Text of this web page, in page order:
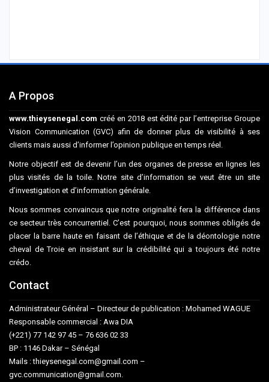
A Propos
www.thieysenegal.com créé en 2018 est édité par l’entreprise Groupe
Vision Communication (GVC) afin de donner plus de visibilité à ses
clients mais aussi d’informer l’opinion publique en temps réel.
Notre objectif est de devenir l’un des organes de presse en lignes les
plus visités de la toile. Notre site d’information se veut être un site
d’investigation et d’information générale.
Nous sommes convaincus que notre originalité fera la différence dans
ce secteur très concurrentiel. C’est pourquoi, nous sommes obligés de
placer la barre haute en faisant de l’éthique et de la déontologie notre
cheval de Troie en insistant sur la crédibilité qui a toujours été notre
crédo.
Contact
Administrateur Général – Directeur de publication : Mohamed WAGUE
Responsable commercial : Awa DIA
(+221) 77 142 97 45 – 76 636 02 33
BP : 1146 Dakar – Sénégal
Mails : thieysenegal.com@gmail.com –
gvc.communication@gmail.com.